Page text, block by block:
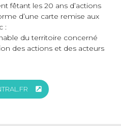
fêtant les 20 ans d’actions
d’une carte remise aux
:
du territoire concerné
des actions et des acteurs